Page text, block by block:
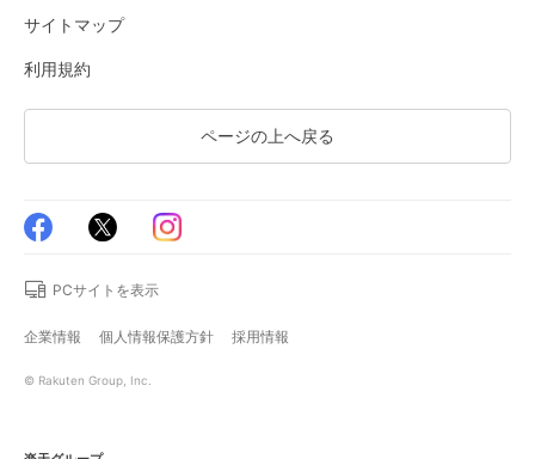
サイトマップ
利用規約
ページの上へ戻る
PCサイトを表示
企業情報 個人情報保護方針 採用情報
© Rakuten Group, Inc.